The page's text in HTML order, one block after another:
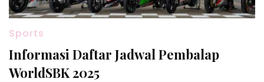
Sports
Informasi Daftar Jadwal Pembalap
WorldSBK 2025